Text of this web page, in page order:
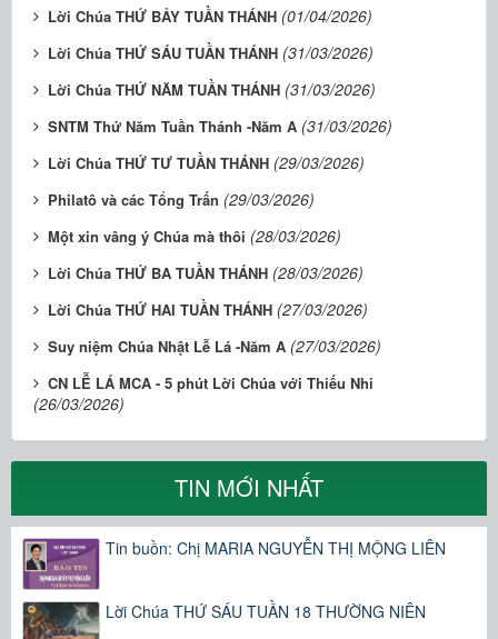
Lời Chúa THỨ BẢY TUẦN THÁNH (01/04/2026)
Lời Chúa THỨ SÁU TUẦN THÁNH (31/03/2026)
Lời Chúa THỨ NĂM TUẦN THÁNH (31/03/2026)
SNTM Thứ Năm Tuần Thánh -Năm A (31/03/2026)
Lời Chúa THỨ TƯ TUẦN THÁNH (29/03/2026)
Philatô và các Tổng Trấn (29/03/2026)
Một xin vâng ý Chúa mà thôi (28/03/2026)
Lời Chúa THỨ BA TUẦN THÁNH (28/03/2026)
Lời Chúa THỨ HAI TUẦN THÁNH (27/03/2026)
Suy niệm Chúa Nhật Lễ Lá -Năm A (27/03/2026)
CN LỄ LÁ MCA - 5 phút Lời Chúa với Thiếu Nhi
(26/03/2026)
TIN MỚI NHẤT
Tin buồn: Chị MARIA NGUYỄN THỊ MỘNG LIÊN
Lời Chúa THỨ SÁU TUẦN 18 THƯỜNG NIÊN